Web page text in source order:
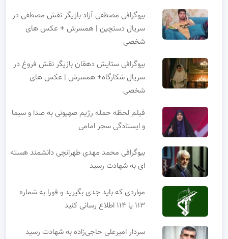
بیوگرافی مصطفی آزاد بازیگر نقش مصطفی در
سریال دستچین | همسرش + عکس های
شخصی
بیوگرافی ستایش دهقان بازیگر نقش فروغ در
سریال شکارگاه+ همسرش | عکس های
شخصی
فیلم لحظه حمله رژیم صهیونی به صدا و سیما
و ایستادگی سحر امامی
بیوگرافی محمد مهدی طهرانچی دانشمند هسته
ای به شهادت رسید
مواردی که باید جدی بگیرید و فورا به شماره
۱۱۳ یا ۱۱۴ اطلاع رسانی کنید
سردار امیرعلی حاجی‌زاده به شهادت رسید